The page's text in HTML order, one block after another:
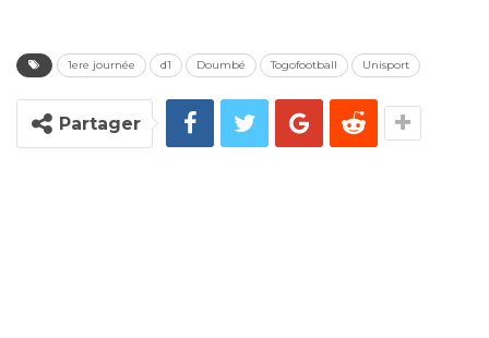
1ere journée d1 Doumbé Togofootball Unisport
Partager